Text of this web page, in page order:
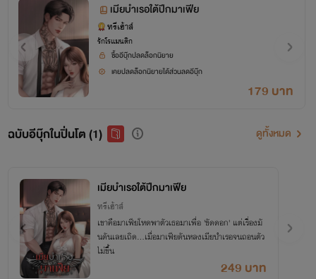
เมียบำเรอใต้ปีกมาเฟีย
ทรีเฮ้าส์
รักโรแมนติก
ซื้ออีบุ๊กปลดล็อกนิยาย
เคยปลดล็อกนิยายได้ส่วนลดอีบุ๊ก
179 บาท
ฉบับอีบุ๊กในปิ่นโต (1) ดูทั้งหมด
เมียบำเรอใต้ปีกมาเฟีย
ทรีเฮ้าส์
เขาคือมาเฟียโหดพาตัวเธอมาเพื่อ 'ขัดดอก' แต่เรื่องมั
นดันเลยเถิด...เมื่อมาเฟียดันหลงเมียบำเรอจนถอนตัว
ไม่ขึ้น
249 บาท